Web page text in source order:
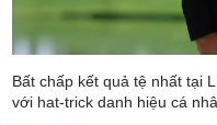
Bất chấp kết quả tệ nhất tại
với hat-trick danh hiệu cá